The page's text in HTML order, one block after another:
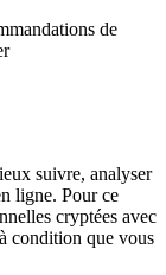
de
suivre, analyser
ligne. Pour ce
cryptées avec
condition que vous